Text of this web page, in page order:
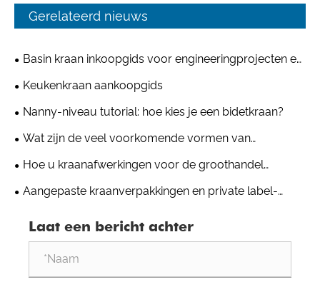
Gerelateerd nieuws
Basin kraan inkoopgids voor engineeringprojecten en
groothandelsmarkten: Kingsdom introduceert volledig
opgewaardeerde nieuwe productlijn
Keukenkraan aankoopgids
Nanny-niveau tutorial: hoe kies je een bidetkraan?
Wat zijn de veel voorkomende vormen van
keukenkranen?
Hoe u kraanafwerkingen voor de groothandel
selecteert: galvaniseren versus PVD
Aangepaste kraanverpakkingen en private label-
vertraging
Laat een bericht achter